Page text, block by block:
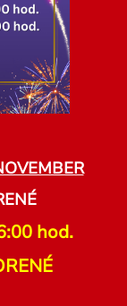
hod.